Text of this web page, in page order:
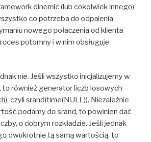
dinemic (lub cokolwiek innego)
co potrzeba do odpalenia
nowego połaczenia od klienta
potomny i w nim obsługuje
nie. Jeśli wszystko inicjalizujemy w
to również generator liczb losowych
czyli srand(time(NULL)). Niezależnie
podamy do srand, to powinien dać
o dobrym rozkładzie. Jeśli jednak
dwukrotnie tą samą wartością, to